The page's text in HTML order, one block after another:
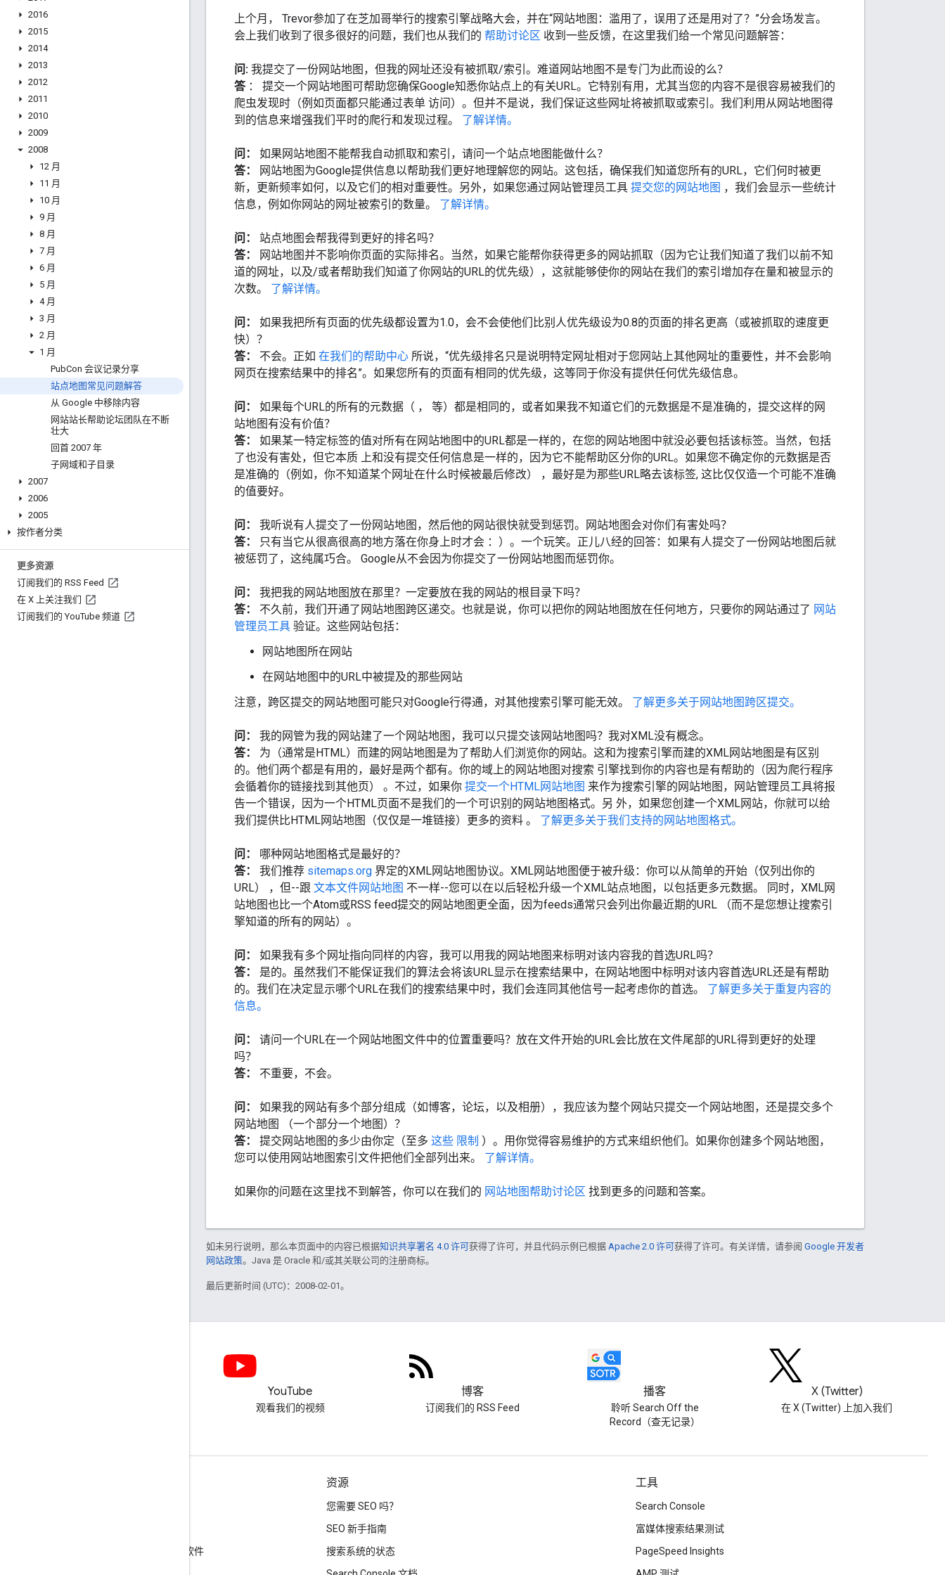
2016
2015
2014
2013
2012
2011
2010
2009
2008
12 月
11 月
10 月
9 月
8 月
7 月
6 月
5 月
4 月
3 月
2 月
1 月
PubCon 会议记录分享
站点地图常见问题解答
从 Google 中移除内容
网站站长帮助论坛团队在不断
壮大
回首 2007 年
子网域和子目录
2007
2006
2005
按作者分类
更多资源
订阅我们的 RSS Feed
在 X 上关注我们
订阅我们的 YouTube 频道
上个月， Trevor参加了在芝加哥举行的搜索引擎战略大会，并在“网站地图：滥用了，误用了还是用对了？”分会场发言。
会上我们收到了很多很好的问题，我们也从我们的 帮助讨论区 收到一些反馈，在这里我们给一个常见问题解答：
问: 我提交了一份网站地图，但我的网址还没有被抓取/索引。难道网站地图不是专门为此而设的么？
答 ： 提交一个网站地图可帮助您确保Google知悉你站点上的有关URL。它特别有用，尤其当您的内容不是很容易被我们的
爬虫发现时（例如页面都只能通过表单 访问）。但并不是说，我们保证这些网址将被抓取或索引。我们利用从网站地图得
到的信息来增强我们平时的爬行和发现过程。 了解详情。
问： 如果网站地图不能帮我自动抓取和索引，请问一个站点地图能做什么？
答：
网站地图为Google提供信息以帮助我们更好地理解您的网站。这包括，确保我们知道您所有的URL，它们何时被更
新，更新频率如何，以及它们的相对重要性。另外，如果您通过网站管理员工具 提交您的网站地图 ，我们会显示一些统计
信息，例如你网站的网址被索引的数量。 了解详情。
问： 站点地图会帮我得到更好的排名吗？
答：
网站地图并不影响你页面的实际排名。当然，如果它能帮你获得更多的网站抓取（因为它让我们知道了我们以前不知
道的网址，以及/或者帮助我们知道了你网站的URL的优先级），这就能够使你的网站在我们的索引增加存在量和被显示的
次数。 了解详情。
问： 如果我把所有页面的优先级都设置为1.0，会不会使他们比别人优先级设为0.8的页面的排名更高（或被抓取的速度更
快）？
答： 不会。正如 在我们的帮助中心 所说，“优先级排名只是说明特定网址相对于您网站上其他网址的重要性，并不会影响
网页在搜索结果中的排名”。如果您所有的页面有相同的优先级，这等同于你没有提供任何优先级信息。
问： 如果每个URL的所有的元数据（ ， 等）都是相同的，或者如果我不知道它们的元数据是不是准确的，提交这样的网
站地图有没有价值？
答： 如果某一特定标签的值对所有在网站地图中的URL都是一样的，在您的网站地图中就没必要包括该标签。当然，包括
了也没有害处，但它本质 上和没有提交任何信息是一样的，因为它不能帮助区分你的URL。如果您不确定你的元数据是否
是准确的（例如，你不知道某个网址在什么时候被最后修改） ，最好是为那些URL略去该标签, 这比仅仅造一个可能不准确
的值要好。
问： 我听说有人提交了一份网站地图，然后他的网站很快就受到惩罚。网站地图会对你们有害处吗？
答：
只有当它从很高很高的地方落在你身上时才会 ：）。一个玩笑。正儿八经的回答：如果有人提交了一份网站地图后就
被惩罚了，这纯属巧合。 Google从不会因为你提交了一份网站地图而惩罚你。
问： 我把我的网站地图放在那里？一定要放在我的网站的根目录下吗？
答： 不久前，我们开通了网站地图跨区递交。也就是说，你可以把你的网站地图放在任何地方，只要你的网站通过了 网站
管理员工具 验证。这些网站包括：
网站地图所在网站
在网站地图中的URL中被提及的那些网站
注意，跨区提交的网站地图可能只对Google行得通，对其他搜索引擎可能无效。 了解更多关于网站地图跨区提交。
问： 我的网管为我的网站建了一个网站地图，我可以只提交该网站地图吗？我对XML没有概念。
答： 为（通常是HTML）而建的网站地图是为了帮助人们浏览你的网站。这和为搜索引擎而建的XML网站地图是有区别
的。他们两个都是有用的，最好是两个都有。你的域上的网站地图对搜索 引擎找到你的内容也是有帮助的（因为爬行程序
会循着你的链接找到其他页） 。不过，如果你 提交一个HTML网站地图 来作为搜索引擎的网站地图，网站管理员工具将报
告一个错误，因为一个HTML页面不是我们的一个可识别的网站地图格式。另 外，如果您创建一个XML网站，你就可以给
我们提供比HTML网站地图（仅仅是一堆链接）更多的资料 。 了解更多关于我们支持的网站地图格式。
问： 哪种网站地图格式是最好的？
答： 我们推荐 sitemaps.org 界定的XML网站地图协议。XML网站地图便于被升级：你可以从简单的开始（仅列出你的
URL） ，但--跟 文本文件网站地图 不一样--您可以在以后轻松升级一个XML站点地图，以包括更多元数据。 同时，XML网
站地图也比一个Atom或RSS feed提交的网站地图更全面，因为feeds通常只会列出你最近期的URL （而不是您想让搜索引
擎知道的所有的网站）。
问： 如果我有多个网址指向同样的内容，我可以用我的网站地图来标明对该内容我的首选URL吗？
答： 是的。虽然我们不能保证我们的算法会将该URL显示在搜索结果中，在网站地图中标明对该内容首选URL还是有帮助
的。我们在决定显示哪个URL在我们的搜索结果中时，我们会连同其他信号一起考虑你的首选。 了解更多关于重复内容的
信息。
问： 请问一个URL在一个网站地图文件中的位置重要吗？放在文件开始的URL会比放在文件尾部的URL得到更好的处理
吗？
答： 不重要，不会。
问： 如果我的网站有多个部分组成（如博客，论坛，以及相册），我应该为整个网站只提交一个网站地图，还是提交多个
网站地图 （一个部分一个地图）？
答： 提交网站地图的多少由你定（至多 这些 限制 ）。用你觉得容易维护的方式来组织他们。如果你创建多个网站地图，
您可以使用网站地图索引文件把他们全部列出来。 了解详情。
如果你的问题在这里找不到解答，你可以在我们的 网站地图帮助讨论区 找到更多的问题和答案。
如未另行说明，那么本页面中的内容已根据知识共享署名 4.0 许可获得了许可，并且代码示例已根据 Apache 2.0 许可获得了许可。有关详情，请参阅 Google 开发者
网站政策。Java 是 Oracle 和/或其关联公司的注册商标。
最后更新时间 (UTC)：2008-02-01。
YouTube
观看我们的视频
博客
订阅我们的 RSS Feed
播客
聆听 Search Off the
Record（查无记录）
X (Twitter)
在 X (Twitter) 上加入我们
举报垃圾内容、钓鱼式攻击内容或恶意软件
资源
您需要 SEO 吗？
SEO 新手指南
搜索系统的状态
工具
Search Console
富媒体搜索结果测试
PageSpeed Insights